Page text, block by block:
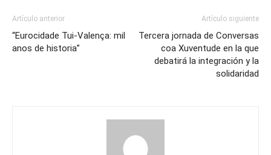
Artículo anterior
“Eurocidade Tui-Valença: mil
anos de historia”
Artículo siguiente
Tercera jornada de Conversas
coa Xuventude en la que
debatirá la integración y la
solidaridad